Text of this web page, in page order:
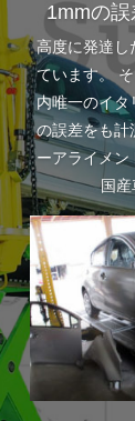
1mmの
高度に発達し
ています。
内唯一のイ
の誤差をも計
ーアライメン
国産